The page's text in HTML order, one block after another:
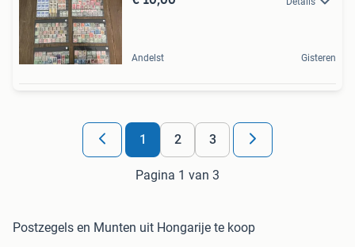
Andelst Gisteren
1 2 3
Pagina 1 van 3
Postzegels en Munten uit Hongarije te koop